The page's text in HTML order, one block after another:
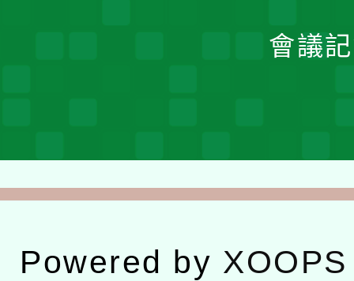
會議
Powered by XOOPS